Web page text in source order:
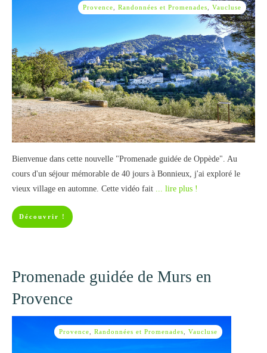
Provence Randonnées et Promenades Vaucluse
Bienvenue dans cette nouvelle "Promenade guidée de Oppède". Au
cours d'un séjour mémorable de 40 jours à Bonnieux, j'ai exploré le
vieux village en automne. Cette vidéo fait ... lire plus !
Découvrir !
Promenade guidée de Murs en
Provence
Provence Randonnées et Promenades Vaucluse